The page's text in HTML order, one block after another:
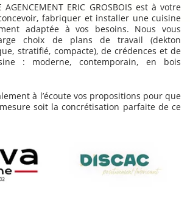
AGENCEMENT ERIC GROSBOIS est à votre
fabriquer et installer une cuisine
adaptée à vos besoins. Nous vous
choix de plans de travail (dekton
stratifié, compacte), de crédences et de
: moderne, contemporain, en bois
à l’écoute vos propositions pour que
soit la concrétisation parfaite de ce